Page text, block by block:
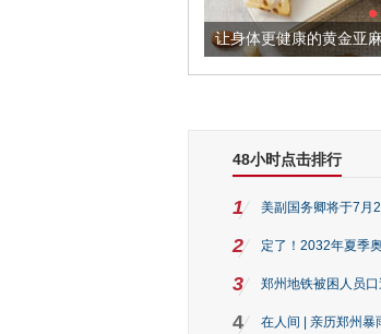
让身体更健康的黄金亚
48小时点击排行
1 美副国务卿将于7月
2 定了！2032年夏季
3 郑州地铁被困人员
4 在人间 | 亲历郑州暴